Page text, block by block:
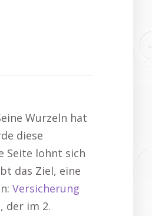
Wurzeln hat
diese
Seite lohnt sich
das Ziel, eine
Versicherung
der im 2.